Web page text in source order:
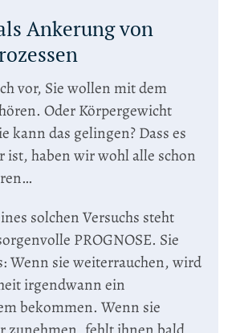
Ankerung von
vor, Sie wollen mit dem
Oder Körpergewicht
kann das gelingen? Dass es
ist, haben wir wohl alle schon
solchen Versuchs steht
PROGNOSE. Sie
Wenn sie weiterrauchen, wird
irgendwann ein
bekommen. Wenn sie